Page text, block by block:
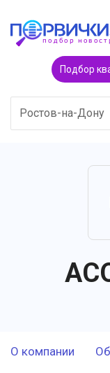
Подбор
Ростов-на-Дону
О компании